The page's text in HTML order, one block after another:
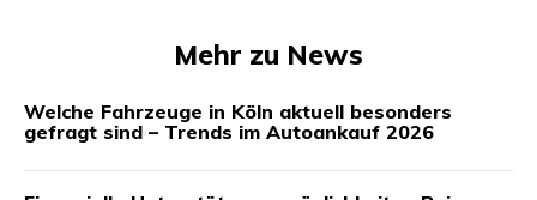
Mehr zu News
Welche Fahrzeuge in Köln aktuell besonders
gefragt sind – Trends im Autoankauf 2026